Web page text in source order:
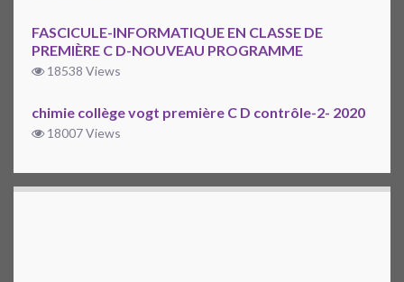
FASCICULE-INFORMATIQUE EN CLASSE DE
PREMIÈRE C D-NOUVEAU PROGRAMME
18538 Views
chimie collège vogt première C D contrôle-2- 2020
18007 Views